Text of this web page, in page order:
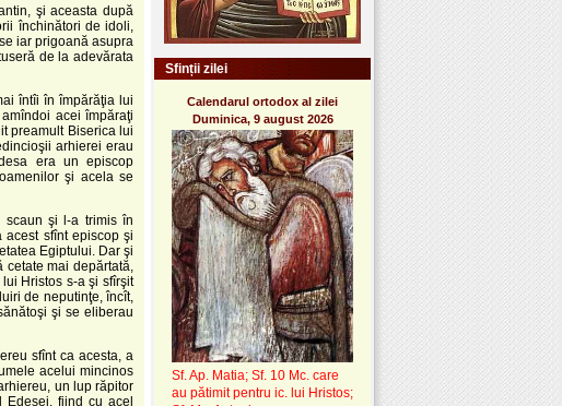
şi aceasta după
închinători de idoli,
iar prigoană asupra
de la adevărata
întîi în împărăţia lui
acei împăraţi
preamult Biserica lui
arhierei erau
era un episcop
şi acela se
şi l-a trimis în
sfînt episcop şi
Egiptului. Dar şi
mai depărtată,
Hristos s-a şi sfîrşit
de neputinţe, încît,
şi se eliberau
sfînt ca acesta, a
acelui mincinos
un lup răpitor
Edesei, fiind cu acel
Sfinții zilei
Calendarul ortodox al zilei
Duminica, 9 august 2026
Sf. Ap. Matia; Sf. 10 Mc. care
au pătimit pentru ic. lui Hristos;